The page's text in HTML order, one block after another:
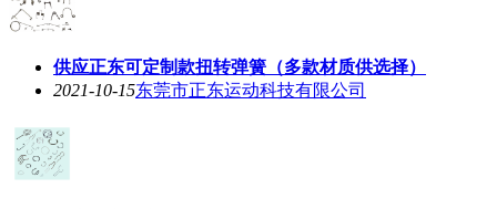
供应正东可定制款扭转弹簧（多款材质供选择）
2021-10-15东莞市正东运动科技有限公司